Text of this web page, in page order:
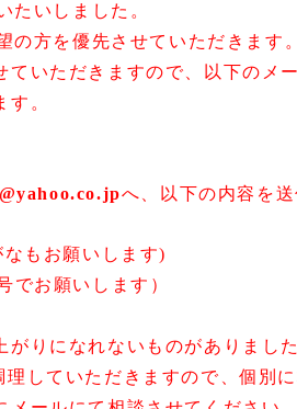
たいしました。
の方を優先させていただきます。
ていただきますので、以下のメ
。
へ、以下の内容を送
もお願いします)
でお願いします）
りになれないものがありまし
していただきますので、個別